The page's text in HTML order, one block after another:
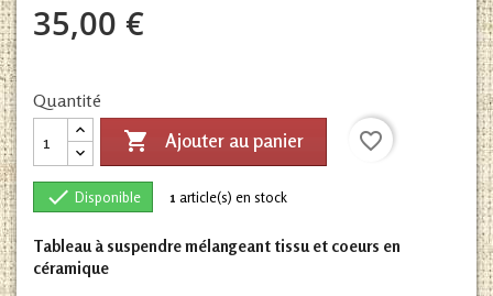
35,00 €
Quantité
 Ajouter au panier favorite_border
 Disponible 1 article(s) en stock
Tableau à suspendre mélangeant tissu et coeurs en
céramique